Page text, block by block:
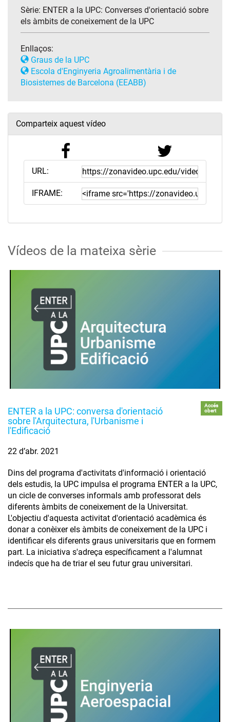
Sèrie: ENTER a la UPC: Converses d'orientació sobre
els àmbits de coneixement de la UPC
Enllaços:
Graus de la UPC
Escola d'Enginyeria Agroalimentària i de
Biosistemes de Barcelona (EEABB)
Comparteix aquest vídeo
URL:
IFRAME:
Vídeos de la mateixa sèrie
ENTER a la UPC: conversa d'orientació
sobre l'Arquitectura, l'Urbanisme i
l'Edificació
Accés
obert
22 d’abr. 2021
Dins del programa d'activitats d'informació i orientació
dels estudis, la UPC impulsa el programa ENTER a la UPC,
un cicle de converses informals amb professorat dels
diferents àmbits de coneixement de la Universitat.
L'objectiu d'aquesta activitat d'orientació acadèmica és
donar a conèixer els àmbits de coneixement de la UPC i
identificar els diferents graus universitaris que en formem
part. La iniciativa s'adreça específicament a l'alumnat
indecís que ha de triar el seu futur grau universitari.